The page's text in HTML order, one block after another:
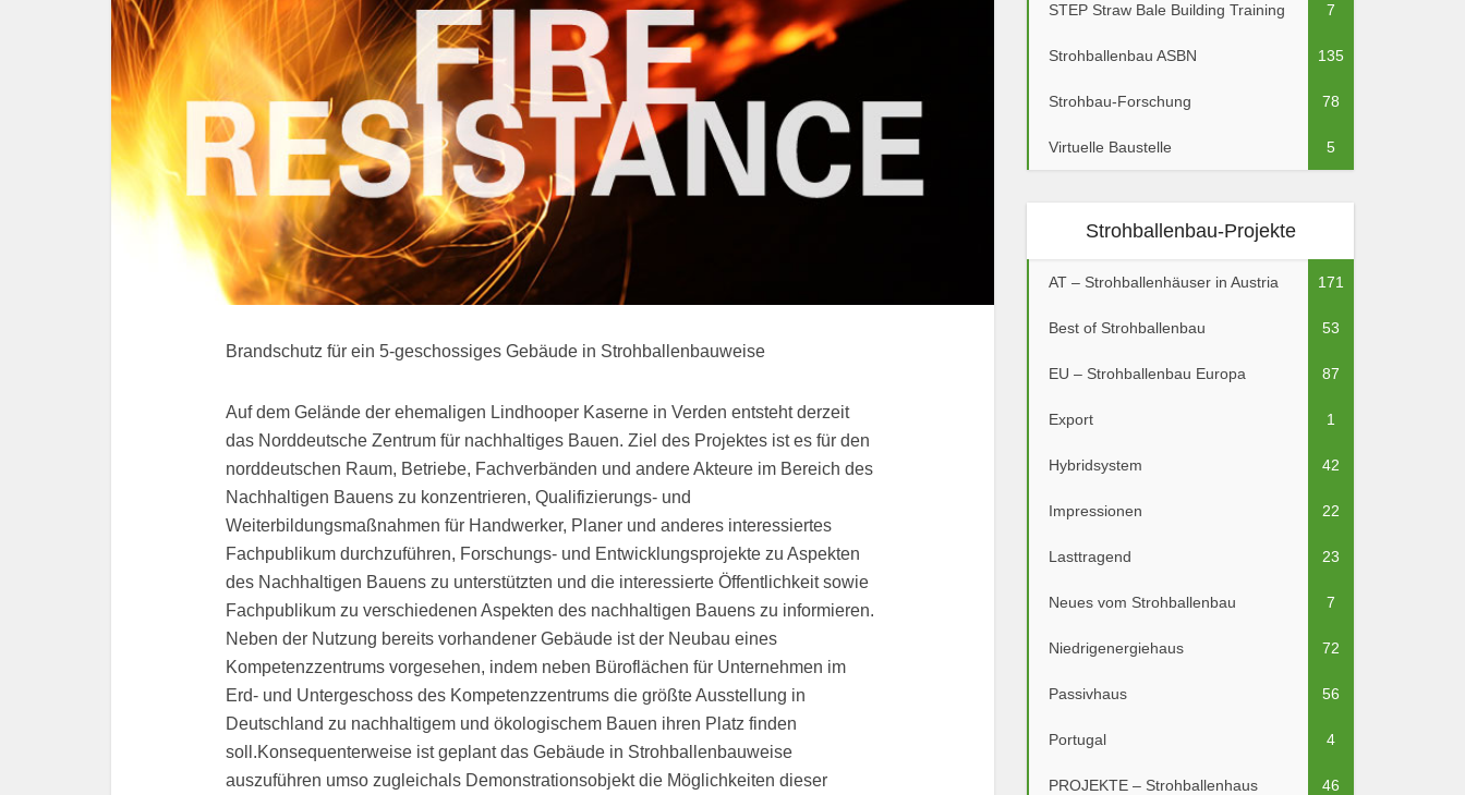
Brandschutz für ein 5-geschossiges Gebäude in Strohballenbauweise
Auf dem Gelände der ehemaligen Lindhooper Kaserne in Verden entsteht derzeit
das Norddeutsche Zentrum für nachhaltiges Bauen. Ziel des Projektes ist es für den
norddeutschen Raum, Betriebe, Fachverbänden und andere Akteure im Bereich des
Nachhaltigen Bauens zu konzentrieren, Qualifizierungs- und
Weiterbildungsmaßnahmen für Handwerker, Planer und anderes interessiertes
Fachpublikum durchzuführen, Forschungs- und Entwicklungsprojekte zu Aspekten
des Nachhaltigen Bauens zu unterstützten und die interessierte Öffentlichkeit sowie
Fachpublikum zu verschiedenen Aspekten des nachhaltigen Bauens zu informieren.
Neben der Nutzung bereits vorhandener Gebäude ist der Neubau eines
Kompetenzzentrums vorgesehen, indem neben Büroflächen für Unternehmen im
Erd- und Untergeschoss des Kompetenzzentrums die größte Ausstellung in
Deutschland zu nachhaltigem und ökologischem Bauen ihren Platz finden
soll.Konsequenterweise ist geplant das Gebäude in Strohballenbauweise
auszuführen umso zugleichals Demonstrationsobjekt die Möglichkeiten dieser
STEP Straw Bale Building Training 7
Strohballenbau ASBN 135
Strohbau-Forschung 78
Virtuelle Baustelle 5
Strohballenbau-Projekte
AT – Strohballenhäuser in Austria 171
Best of Strohballenbau 53
EU – Strohballenbau Europa 87
Export 1
Hybridsystem 42
Impressionen 22
Lasttragend 23
Neues vom Strohballenbau 7
Niedrigenergiehaus 72
Passivhaus 56
Portugal 4
PROJEKTE – Strohballenhaus 46